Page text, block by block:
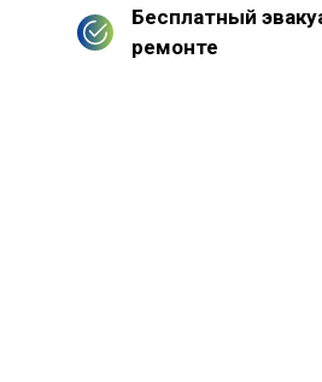
Бесплатный
ремонте